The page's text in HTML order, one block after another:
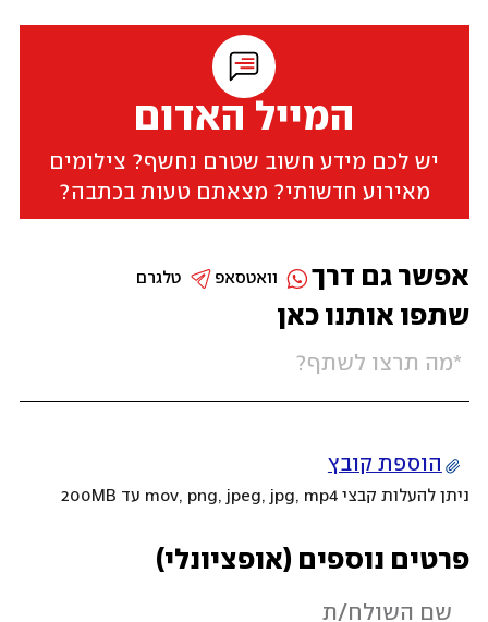
המייל האדום
יש לכם מידע חשוב שטרם נחשף? צילומים
מאירוע חדשותי? מצאתם טעות בכתבה?
שתפו אותנו כאן
הוספת קובץ
ניתן להעלות קבצי mov, png, jpeg, jpg, mp4 עד 200MB
פרטים נוספים (אופציונלי)
אפשר גם דרך טלגרם וואטסאפ